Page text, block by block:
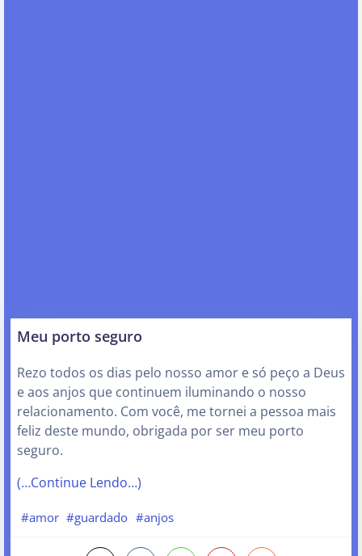
Meu porto seguro
Rezo todos os dias pelo nosso amor e só peço a Deus
e aos anjos que continuem iluminando o nosso
relacionamento. Com você, me tornei a pessoa mais
feliz deste mundo, obrigada por ser meu porto
seguro.
(…Continue Lendo…)
#amor #guardado #anjos